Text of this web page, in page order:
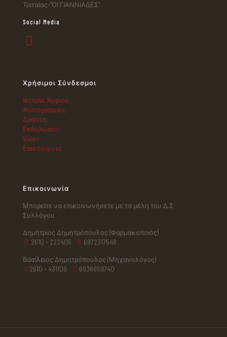
Τριταίας-"ΟΙ ΓΙΑΝΝΙΑΔΕΣ"
Social Media
Χρήσιμοι Σύνδεσμοι
Ιστορία Χωριού
Φωτογραφίες
Δράσεις
Εκδηλώσεις
Video
Επικοινωνία
Επικοινωνία
Μπορείτε να επικοινωνήσετε με τα μέλη του Δ.Σ
Συλλόγου
Δημήτριος Δημητρόπουλος (Φαρμακοποιός)
2610 - 222406
6972317548
Βασίλειος Δημητρόπουλος (Μηχανολόγος)
2610 - 431109
6936659740